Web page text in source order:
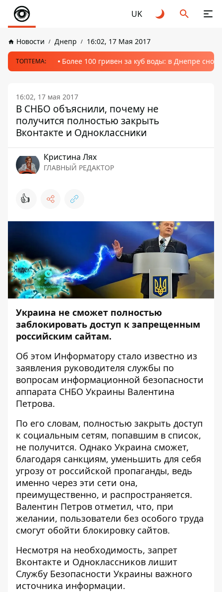
UK
Новости Днепр 16:02, 17 Мая 2017
ТОПТЕМА: Более 100 гривен за куб воды: в Днепре
16:02, 17 мая 2017
В СНБО объяснили, почему не
получится полностью закрыть
Вконтакте и Одноклассники
Кристина Лях
ГЛАВНЫЙ РЕДАКТОР
👍
Украина не сможет полностью
заблокировать доступ к запрещенным
российским сайтам.
Об этом Информатору стало известно из
заявления руководителя службы по
вопросам информационной безопасности
аппарата СНБО Украины Валентина
Петрова.
По его словам, полностью закрыть доступ
к социальным сетям, попавшим в список,
не получится. Однако Украина сможет,
благодаря санкциям, уменьшить для себя
угрозу от российской пропаганды, ведь
именно через эти сети она,
преимущественно, и распространяется.
Валентин Петров отметил, что, при
желании, пользователи без особого труда
смогут обойти блокировку сайтов.
Несмотря на необходимость, запрет
Вконтакте и Одноклассников лишит
Службу Безопасности Украины важного
источника информации.